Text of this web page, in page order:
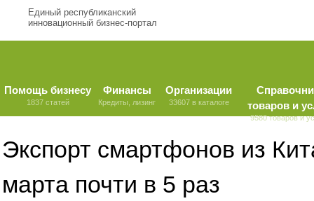
Единый республиканский
инновационный бизнес-портал
Помощь бизнесу
1837 статей
Финансы
Кредиты, лизинг
Организации
33607 в каталоге
товаров и
9580 товаров и
Экспорт смартфонов из
марта почти в 5 раз